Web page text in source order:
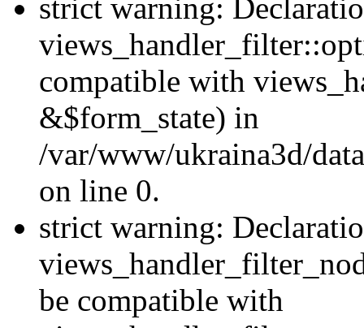
strict warning:
compatible with
&$form_state) in
/var/www/ukraina3d/
on line 0.
strict warning:
be compatible with